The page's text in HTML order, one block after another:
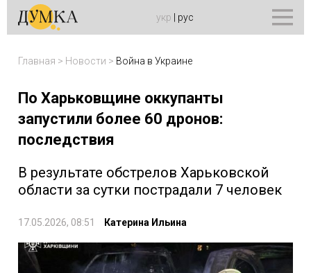
укр рус
Главная > Новости > Война в Украине
По Харьковщине оккупанты
запустили более 60 дронов:
последствия
В результате обстрелов Харьковской
области за сутки пострадали 7 человек
17.05.2026, 08:51 Катерина Ильина